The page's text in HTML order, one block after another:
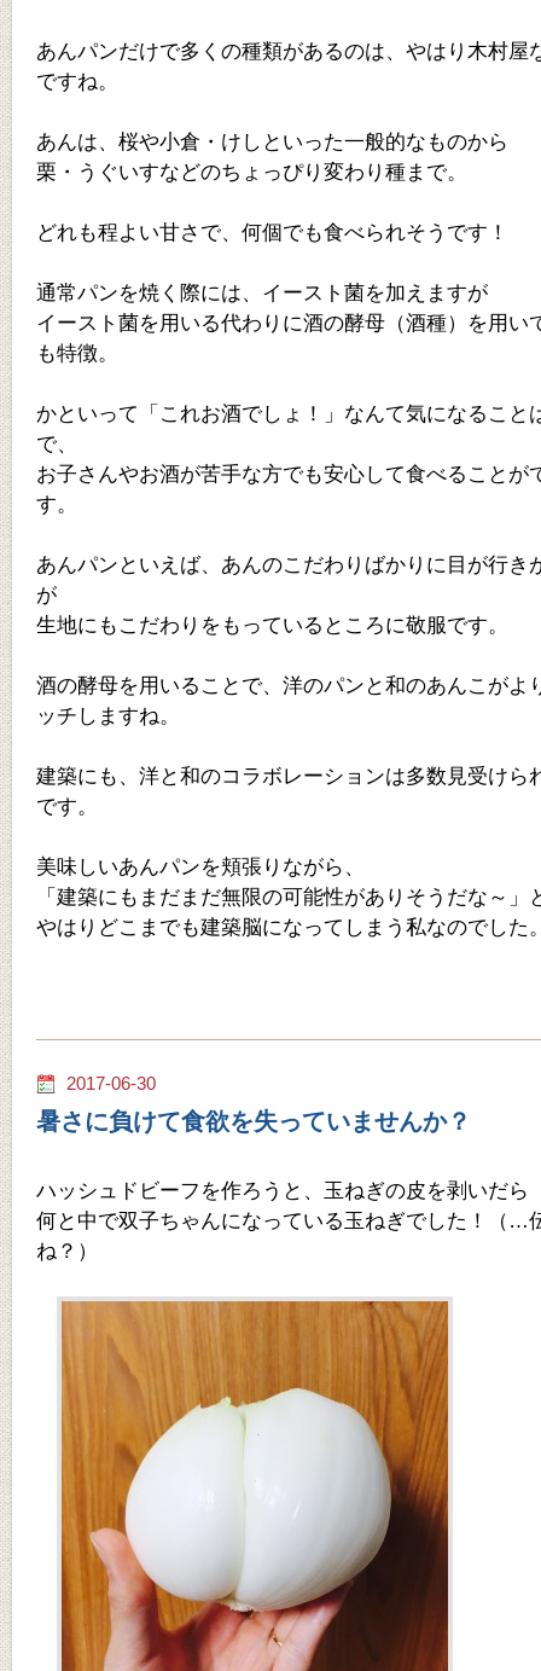
あんパンだけで多くの種類があるのは、やはり木村屋
ですね。
あんは、桜や小倉・けしといった一般的なものから
栗・うぐいすなどのちょっぴり変わり種まで。
どれも程よい甘さで、何個でも食べられそうです！
通常パンを焼く際には、イースト菌を加えますが
イースト菌を用いる代わりに酒の酵母（酒種）を用い
も特徴。
かといって「これお酒でしょ！」なんて気になること
で、
お子さんやお酒が苦手な方でも安心して食べることが
す。
あんパンといえば、あんのこだわりばかりに目が行き
が
生地にもこだわりをもっているところに敬服です。
酒の酵母を用いることで、洋のパンと和のあんこがよ
ッチしますね。
建築にも、洋と和のコラボレーションは多数見受けら
です。
美味しいあんパンを頬張りながら、
「建築にもまだまだ無限の可能性がありそうだな～」
やはりどこまでも建築脳になってしまう私なのでした
2017-06-30
暑さに負けて食欲を失っていませんか？
ハッシュドビーフを作ろうと、玉ねぎの皮を剥いだら
何と中で双子ちゃんになっている玉ねぎでした！（…
ね？）